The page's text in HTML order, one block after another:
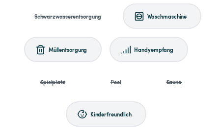
Schwarzwasserentsorgung Waschmaschine
Müllentsorgung Handyempfang
Spielplatz Pool Sauna
Kinderfreundlich